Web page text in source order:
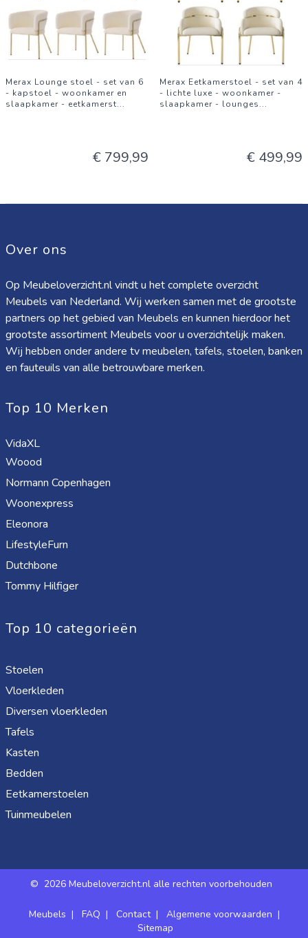
Merax Lounge stoel - set van 6
- kapstoel - woonkamer en
slaapkamer - eetkamerst...
€ 799,99
Merax Eetkamerstoel - set van 4
- lichte luxe - woonkamer -
slaapkamer - lounges...
€ 499,99
Over ons
Op Meubeloverzicht.nl vindt u het complete overzicht
Meubels van Nederland. Wij werken samen met de grootste
partners op het gebied van Meubels en kunnen hierdoor het
grootste assortiment Meubels voor u overzichtelijk maken.
Wij hebben onder andere tv meubelen, tafels, stoelen, banken
en fauteuils van alle betrouwbare merken.
Top 10 Merken
VidaXL
Woood
Normann Copenhagen
Woonexpress
Eleonora
LifestyleFurn
Dutchbone
Tommy Hilfiger
Top 10 categorieën
Stoelen
Vloerkleden
Diversen vloerkleden
Tafels
Kasten
Bedden
Eetkamerstoelen
Tuinmeubelen
© 2026 Meubeloverzicht.nl alle rechten voorbehouden
Meubels | FAQ | Contact| Algemene voorwaarden |
Sitemap